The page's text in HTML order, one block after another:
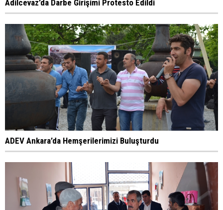
Adilcevaz’da Darbe Girişimi Protesto Edildi
ADEV Ankara’da Hemşerilerimizi Buluşturdu